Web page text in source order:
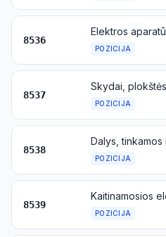
8536
POZICIJA
8537
POZICIJA
8538
POZICIJA
8539
POZICIJA